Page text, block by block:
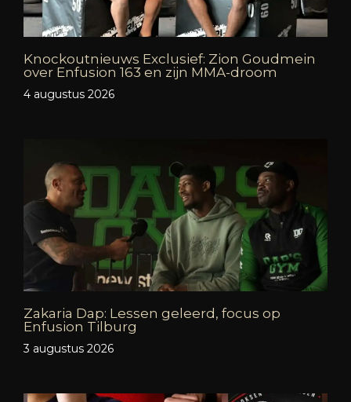
Knockoutnieuws Exclusief: Zion Goudmein
over Enfusion 163 en zijn MMA-droom
4 augustus 2026
Zakaria Dap: Lessen geleerd, focus op
Enfusion Tilburg
3 augustus 2026